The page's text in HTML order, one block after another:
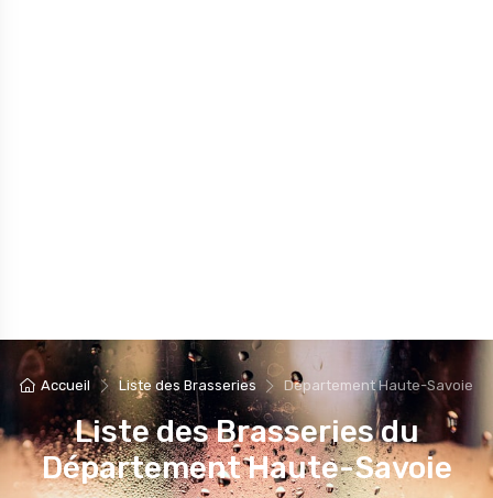
Accueil Liste des Brasseries Département Haute-Savoie
Liste des Brasseries du
Département Haute-Savoie